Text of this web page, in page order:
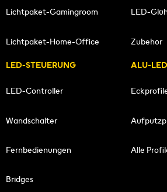
Lichtpaket-Gamingroom
Lichtpaket-Home-Office
LED-
Zubehör
LED-STEUERUNG
LED-Controller
Wandschalter
Fernbedienungen
Bridges
ALU-
Alle